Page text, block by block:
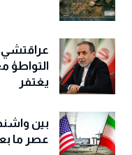
عراقتشي
التواطؤ
يغتفر
بين
عصر ما